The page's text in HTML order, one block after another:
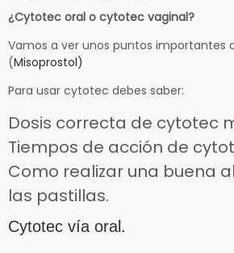
¿Cytotec oral o cytotec vaginal?
Vamos a ver unos puntos importantes
(Misoprostol)
Para usar cytotec debes saber:
Dosis correcta de cytotec
Tiempos de acción de
Como realizar una buena
las pastillas.
Cytotec vía oral.